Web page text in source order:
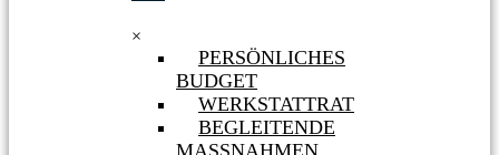
×
PERSÖNLICHES
BUDGET
WERKSTATTRAT
BEGLEITENDE
MASSNAHMEN